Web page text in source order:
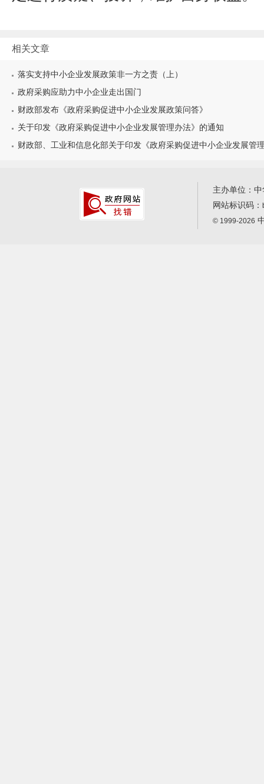
相关文章
落实支持中小企业发展政策非一方之责（上）
政府采购应助力中小企业走出国门
财政部发布《政府采购促进中小企业发展政策问答》
关于印发《政府采购促进中小企业发展管理办法》的通知
财政部、工业和信息化部关于印发《政府采购促进中小企业发展管
主办单位：
网站标识码：
© 1999-2026